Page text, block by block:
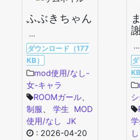
ふぶきちゃん
…
ダウンロード（177
KB）
mod使用/なし-
女-キャラ
ROOMガール、
制服 、 学生 MOD
使用/なし JK
: 2026-04-20
…
KB
し